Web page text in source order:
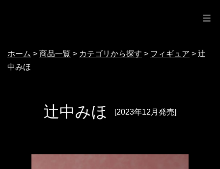
ンホーム > 商品一覧 > カテゴリから探す > フィギュア > 辻
中みほ
辻中みほ [2023年12月発売]